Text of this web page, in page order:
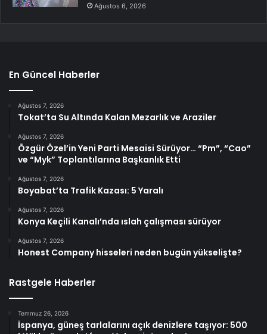
Ağustos 6, 2026
En Güncel Haberler
Ağustos 7, 2026
Tokat’ta Su Altında Kalan Mezarlık ve Araziler
Ağustos 7, 2026
Özgür Özel’in Yeni Parti Mesaisi Sürüyor… “Pm”, “Cao”
ve “Myk” Toplantılarına Başkanlık Etti
Ağustos 7, 2026
Boyabat’ta Trafik Kazası: 5 Yaralı
Ağustos 7, 2026
Konya Keçili Kanalı’nda ıslah çalışması sürüyor
Ağustos 7, 2026
Honest Company hisseleri neden bugün yükselişte?
Rastgele Haberler
Temmuz 26, 2026
İspanya, güneş tarlalarını açık denizlere taşıyor: 500